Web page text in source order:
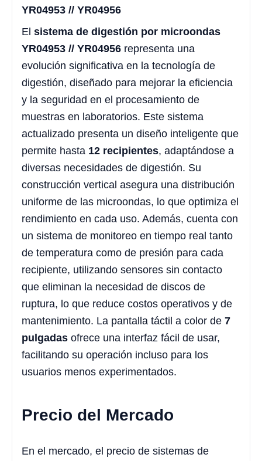
YR04953 // YR04956
El sistema de digestión por microondas
YR04953 // YR04956 representa una
evolución significativa en la tecnología de
digestión, diseñado para mejorar la eficiencia
y la seguridad en el procesamiento de
muestras en laboratorios. Este sistema
actualizado presenta un diseño inteligente que
permite hasta 12 recipientes, adaptándose a
diversas necesidades de digestión. Su
construcción vertical asegura una distribución
uniforme de las microondas, lo que optimiza el
rendimiento en cada uso. Además, cuenta con
un sistema de monitoreo en tiempo real tanto
de temperatura como de presión para cada
recipiente, utilizando sensores sin contacto
que eliminan la necesidad de discos de
ruptura, lo que reduce costos operativos y de
mantenimiento. La pantalla táctil a color de 7
pulgadas ofrece una interfaz fácil de usar,
facilitando su operación incluso para los
usuarios menos experimentados.
Precio del Mercado
En el mercado, el precio de sistemas de